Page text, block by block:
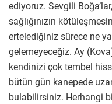
ediyoruz. Sevgili
sağlığınızın
ertelediğiniz sürece ne
gelemeyeceğiz. Ay
kendinizi çok tembel
bütün gün kanepede
bulabilirsiniz. Herhangi